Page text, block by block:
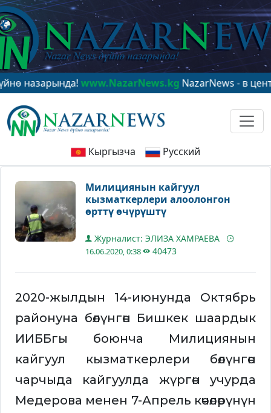
www.NazarNews.kgNazarNews - в центре
Кыргызча Русский
Милициянын кайгуул
кызматкерлери алоолонгон
өрттү өчүрүштү
Журналист: ЭЛИЗА ХАМРАЕВА
16.06.2020, 0:38 40473
2020-жылдын 14-июнунда Октябрь
районуна бөлүнгөн Бишкек шаардык
ИИББгы боюнча Милициянын
кайгуул кызматкерлери бөлүнгөн
чарчыда кайгуулда жүргөн учурда
Медерова менен 7-Апрель көчөлөрүнүн